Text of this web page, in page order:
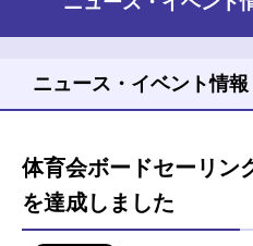
体育会ボードセーリン
を達成しました
ニュース・イベント情報